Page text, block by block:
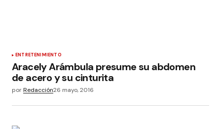
ENTRETENIMIENTO
Aracely Arámbula presume su abdomen
de acero y su cinturita
porRedacción26 mayo, 2016